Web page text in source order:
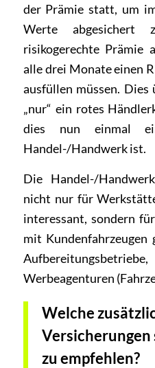
der Prämie statt, um
Werte
risikogerechte Prämie
alle drei Monate einen
ausfüllen müssen. Dies
„nur“ ein rotes
dies nun einmal
Handel-/Handwerk ist.
Die Handel-/
nicht nur für
interessant, sondern
mit Kundenfahrzeugen
Werbeagenturen
Welche
zu empfehlen?